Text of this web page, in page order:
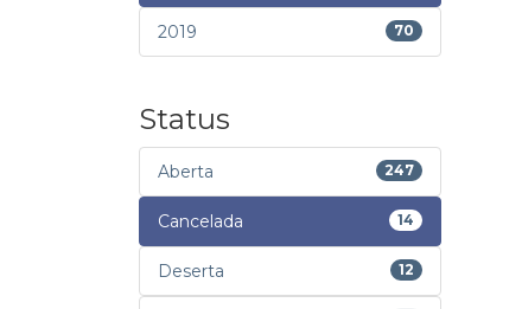
2019 70
Status
Aberta 247
Cancelada 14
Deserta 12